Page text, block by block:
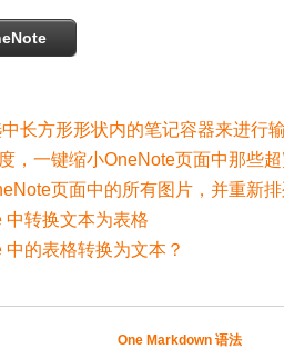
长方形形状内的笔记容器来进行
，一键缩小OneNote页面中那些
页面中的所有图片，并重新
中转换文本为表格
的表格转换为文本？
One Markdown 语法